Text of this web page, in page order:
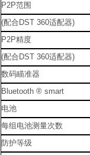
P2P范围
(配合 DST 360适配器)
P2P精度
(配合 DST 360适配器)
数码瞄准器
Bluetooth ® smart
电池
每组电池测量次数
防护等级